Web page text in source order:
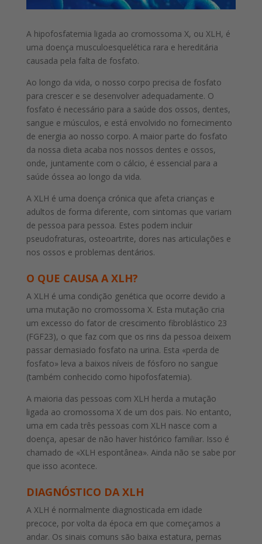
A hipofosfatemia ligada ao cromossoma X, ou XLH, é
uma doença musculoesquelética rara e hereditária
causada pela falta de fosfato.
Ao longo da vida, o nosso corpo precisa de fosfato
para crescer e se desenvolver adequadamente. O
fosfato é necessário para a saúde dos ossos, dentes,
sangue e músculos, e está envolvido no fornecimento
de energia ao nosso corpo. A maior parte do fosfato
da nossa dieta acaba nos nossos dentes e ossos,
onde, juntamente com o cálcio, é essencial para a
saúde óssea ao longo da vida.
A XLH é uma doença crónica que afeta crianças e
adultos de forma diferente, com sintomas que variam
de pessoa para pessoa. Estes podem incluir
pseudofraturas, osteoartrite, dores nas articulações e
nos ossos e problemas dentários.
O QUE CAUSA A XLH?
A XLH é uma condição genética que ocorre devido a
uma mutação no cromossoma X. Esta mutação cria
um excesso do fator de crescimento fibroblástico 23
(FGF23), o que faz com que os rins da pessoa deixem
passar demasiado fosfato na urina. Esta «perda de
fosfato» leva a baixos níveis de fósforo no sangue
(também conhecido como hipofosfatemia).
A maioria das pessoas com XLH herda a mutação
ligada ao cromossoma X de um dos pais. No entanto,
uma em cada três pessoas com XLH nasce com a
doença, apesar de não haver histórico familiar. Isso é
chamado de «XLH espontânea». Ainda não se sabe por
que isso acontece.
DIAGNÓSTICO DA XLH
A XLH é normalmente diagnosticada em idade
precoce, por volta da época em que começamos a
andar. Os sinais comuns são baixa estatura, pernas